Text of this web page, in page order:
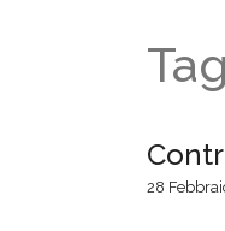
28